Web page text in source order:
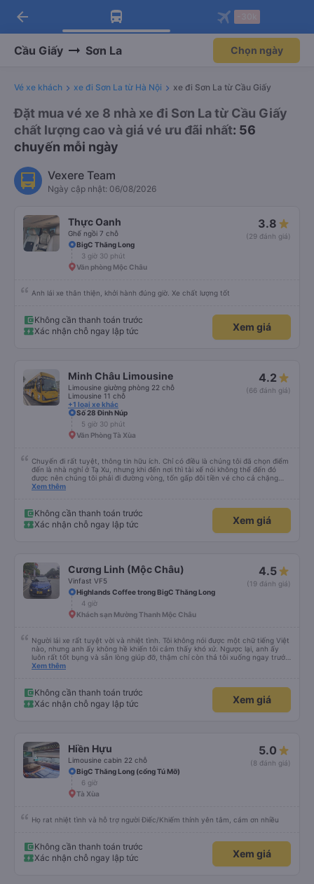
Tải app Vexere ngay!
Nhận ưu đãi thành viên độc
Mở app
Tải app Vexere
-30k/ghế khi đặt vé máy bay qua
Mở app
arrow_back
Cầu Giấy Sơn La Chọn ngày
Vé xe khách xe đi Sơn La từ Hà Nội xe đi Sơn La từ Cầu Giấy
Đặt mua vé xe 8 nhà xe đi Sơn La từ Cầu Giấy
chất lượng cao và giá vé ưu đãi nhất: 56
chuyến mỗi ngày
Vexere Team
Ngày cập nhật: 06/08/2026
Thực Oanh
Ghế ngồi 7 chỗ
3.8
(29 đánh giá)
BigC Thăng Long
3 giờ 30 phút
Văn phòng Mộc Châu
Anh lái xe thân thiện, khởi hành đúng giờ. Xe chất lượng tốt
Không cần thanh toán trước
Xác nhận chỗ ngay lập tức
Xem giá
Minh Châu Limousine
Limousine giường phòng 22 chỗ
Limousine 11 chỗ
+1 loại xe khác
4.2
(66 đánh giá)
Số 28 Đinh Núp
5 giờ 30 phút
Văn Phòng Tà Xùa
Chuyến đi rất tuyệt, thông tin hữu ích. Chỉ có điều là chúng tôi đã chọn điểm
đến là nhà nghỉ ở Tạ Xu, nhưng khi đến nơi thì tài xế nói không thể đến đó
được nên chúng tôi phải đi đường vòng, tốn gấp đôi tiền vé cho cả chặng
cuối của chuyến đi từ Hà Nội. Ngoài ra thì mọi thứ khác đều rất tốt.
Xem thêm
Không cần thanh toán trước
Xác nhận chỗ ngay lập tức
Xem giá
Cương Linh (Mộc Châu)
Vinfast VF5
4.5
(19 đánh giá)
Highlands Coffee trong BigC Thăng Long
4 giờ
Khách sạn Mường Thanh Mộc Châu
Người lái xe rất tuyệt vời và nhiệt tình. Tôi không nói được một chữ tiếng Việt
nào, nhưng anh ấy không hề khiến tôi cảm thấy khó xử. Ngược lại, anh ấy
luôn rất tốt bụng và sẵn lòng giúp đỡ, thậm chí còn thả tôi xuống ngay trước
cửa nơi tôi cần đến, cách điểm dừng gần nhất mà tôi đã đặt trước vài km. Tôi
duy nhất. Thật là một niềm vui khi được đi du lịch cùng các bạn, và tôi chắc
chắn sẽ lại đi cùng các bạn lần nữa. Cảm ơn rất nhiều 🙏
Xem thêm
Không cần thanh toán trước
Xác nhận chỗ ngay lập tức
Xem giá
Hiền Hựu
Limousine cabin 22 chỗ
5.0
(8 đánh giá)
BigC Thăng Long (cổng Tú Mỡ)
6 giờ
Tà Xùa
Họ rat nhiệt tình và hỗ trợ người Điếc/Khiếm thính yên tâm, cám ơn nhiều
Không cần thanh toán trước
Xác nhận chỗ ngay lập tức
Xem giá